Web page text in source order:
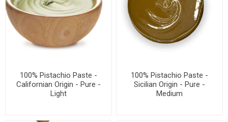
100% Pistachio Paste -
Californian Origin - Pure -
Light
100% Pistachio Paste -
Sicilian Origin - Pure -
Medium